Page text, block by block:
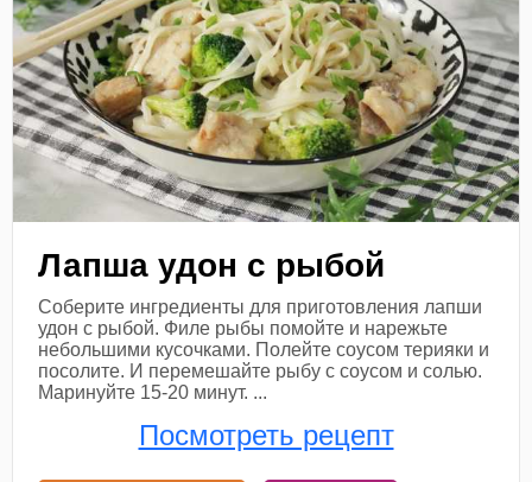
Лапша удон с рыбой
Соберите ингредиенты для приготовления лапши
удон с рыбой. Филе рыбы помойте и нарежьте
небольшими кусочками. Полейте соусом терияки и
посолите. И перемешайте рыбу с соусом и солью.
Маринуйте 15-20 минут. ...
Посмотреть рецепт